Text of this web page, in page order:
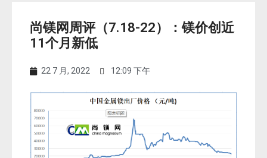
尚镁网周评（7.18-22）：镁价创近
11个月新低
22 7 月, 2022 12:09 下午